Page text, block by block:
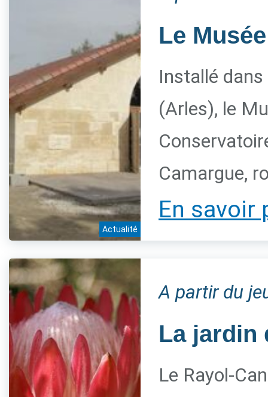
Actualité
Le
Installé dans
(Arles), le
Camargue,
En savoir
A partir du
La jardin
Le Rayol-